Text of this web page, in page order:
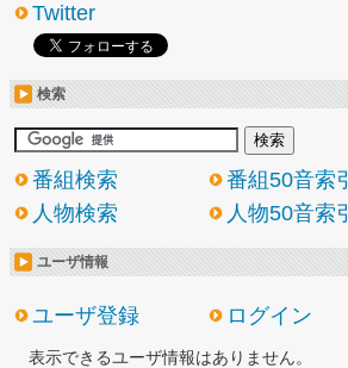
Twitter
検索
番組検索
番組50音索引
人物検索
人物50音索引
ユーザ情報
ユーザ登録 ログイン
表示できるユーザ情報はありません。